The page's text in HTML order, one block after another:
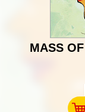
MASS